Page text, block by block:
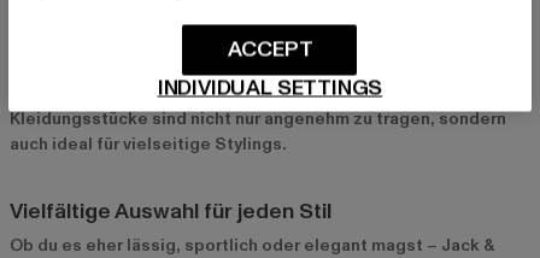
Materialien und die Liebe zum Detail. Von robusten Jeans über
lässige T-Shirts bis hin zu bequemen Hoodies – die Marke
bietet Mode, die langlebig und zeitgemäß ist. Die
Kleidungsstücke sind nicht nur angenehm zu tragen, sondern
auch ideal für vielseitige Stylings.
Vielfältige Auswahl für jeden Stil
Ob du es eher lässig, sportlich oder elegant magst – Jack &
INDIVIDUAL SETTINGS
ACCEPT